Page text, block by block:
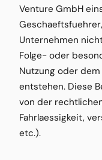
Venture GmbH
Unternehmen
Folge- oder
Nutzung oder
entstehen. Diese
von der
Fahrlaessigkeit,
etc.).